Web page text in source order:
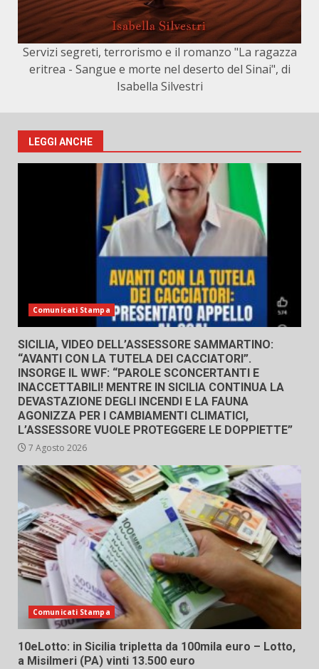
Servizi segreti, terrorismo e il romanzo "La ragazza
eritrea - Sangue e morte nel deserto del Sinai", di
Isabella Silvestri
LEGGI ANCHE
Comunicati Stampa
SICILIA, VIDEO DELL’ASSESSORE SAMMARTINO:
“AVANTI CON LA TUTELA DEI CACCIATORI”.
INSORGE IL WWF: “PAROLE SCONCERTANTI E
INACCETTABILI! MENTRE IN SICILIA CONTINUA LA
DEVASTAZIONE DEGLI INCENDI E LA FAUNA
AGONIZZA PER I CAMBIAMENTI CLIMATICI,
L’ASSESSORE VUOLE PROTEGGERE LE DOPPIETTE”
7 Agosto 2026
Comunicati Stampa
10eLotto: in Sicilia tripletta da 100mila euro – Lotto,
a Misilmeri (PA) vinti 13.500 euro